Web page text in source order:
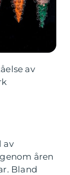
av
av
åren
Bland